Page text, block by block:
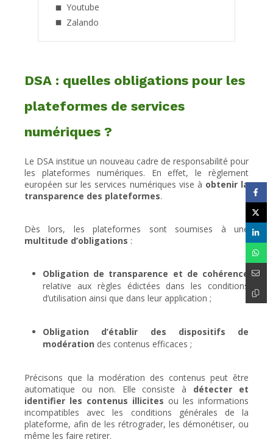
Youtube
Zalando
DSA : quelles obligations pour les
plateformes de services
numériques ?
Le DSA institue un nouveau cadre de responsabilité pour
les plateformes numériques. En effet, le règlement
européen sur les services numériques vise à obtenir la
transparence des plateformes.
Dès lors, les plateformes sont soumises à une
multitude d’obligations :
Obligation de transparence et de cohérence
relative aux règles édictées dans les conditions
d’utilisation ainsi que dans leur application ;
Obligation d’établir des dispositifs de
modération des contenus efficaces ;
Précisons que la modération des contenus peut être
automatique ou non. Elle consiste à détecter et
identifier les contenus illicites ou les informations
incompatibles avec les conditions générales de la
plateforme, afin de les rétrograder, les démonétiser, ou
même les faire retirer.